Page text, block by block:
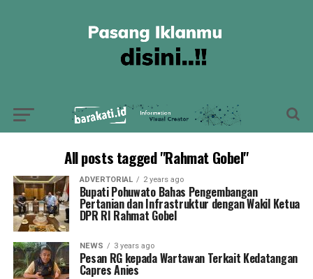
All posts tagged "Rahmat Gobel"
ADVERTORIAL 2 years ago
Bupati Pohuwato Bahas Pengembangan
Pertanian dan Infrastruktur dengan Wakil Ketua
DPR RI Rahmat Gobel
NEWS 3 years ago
Pesan RG kepada Wartawan Terkait Kedatangan
Capres Anies